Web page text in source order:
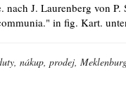
J. Laurenberg von
in fig. Kart.
nákup, prodej,